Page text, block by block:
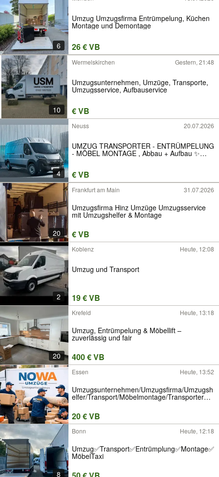
6
Umzug Umzugsfirma Entrümpelung, Küchen
Montage und Demontage
26 € VB
10
Wermelskirchen Gestern, 21:48
Umzugsunternehmen, Umzüge, Transporte,
Umzugsservice, Aufbauservice
€ VB
4
Neuss 20.07.2026
UMZUG TRANSPORTER - ENTRÜMPELUNG
- MÖBEL MONTAGE , Abbau + Aufbau ✨
Fairer Preis✅ NEUSS / DÜSSELDORF GANZ
€ VB
20
Frankfurt am Main 31.07.2026
Umzugsfirma Hinz Umzüge Umzugsservice
mit Umzugshelfer & Montage
€ VB
2
Koblenz Heute, 12:08
Umzug und Transport
19 € VB
20
Krefeld Heute, 13:18
Umzug, Entrümpelung & Möbellift –
zuverlässig und fair
400 € VB
Essen Heute, 13:52
Umzugsunternehmen/Umzugsfirma/Umzugsh
elfer/Transport/Möbelmontage/Transporter
Mieten mit fahrer/Küchen Transport
20 € VB
8
Bonn Heute, 12:18
Umzug✅Transport✅Entrümplung✅Montage✅
MöbelTaxi